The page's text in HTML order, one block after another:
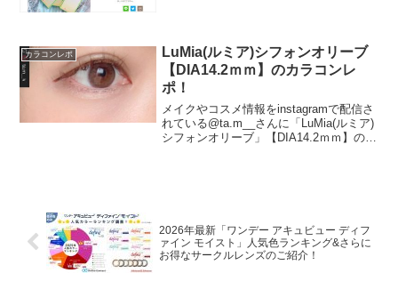
カラコンレポ
LuMia(ルミア)シフォンオリーブ
【DIA14.2ｍｍ】のカラコンレ
ポ！
メイクやコスメ情報をinstagramで配信さ
れている@ta.m__さんに「LuMia(ルミア)
シフォンオリーブ」【DIA14.2ｍｍ】のカ
2026年最新「ワンデー アキュビュー ディフ
ァイン モイスト」人気色ランキング&さらに
お得なサークルレンズのご紹介！